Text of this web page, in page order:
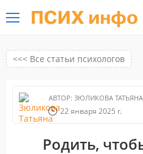
ПСИХ инфо
<<< Все статьи психологов
АВТОР: ЗЮЛИКОВА ТАТЬЯНА
22 января 2025 г.
Родить,